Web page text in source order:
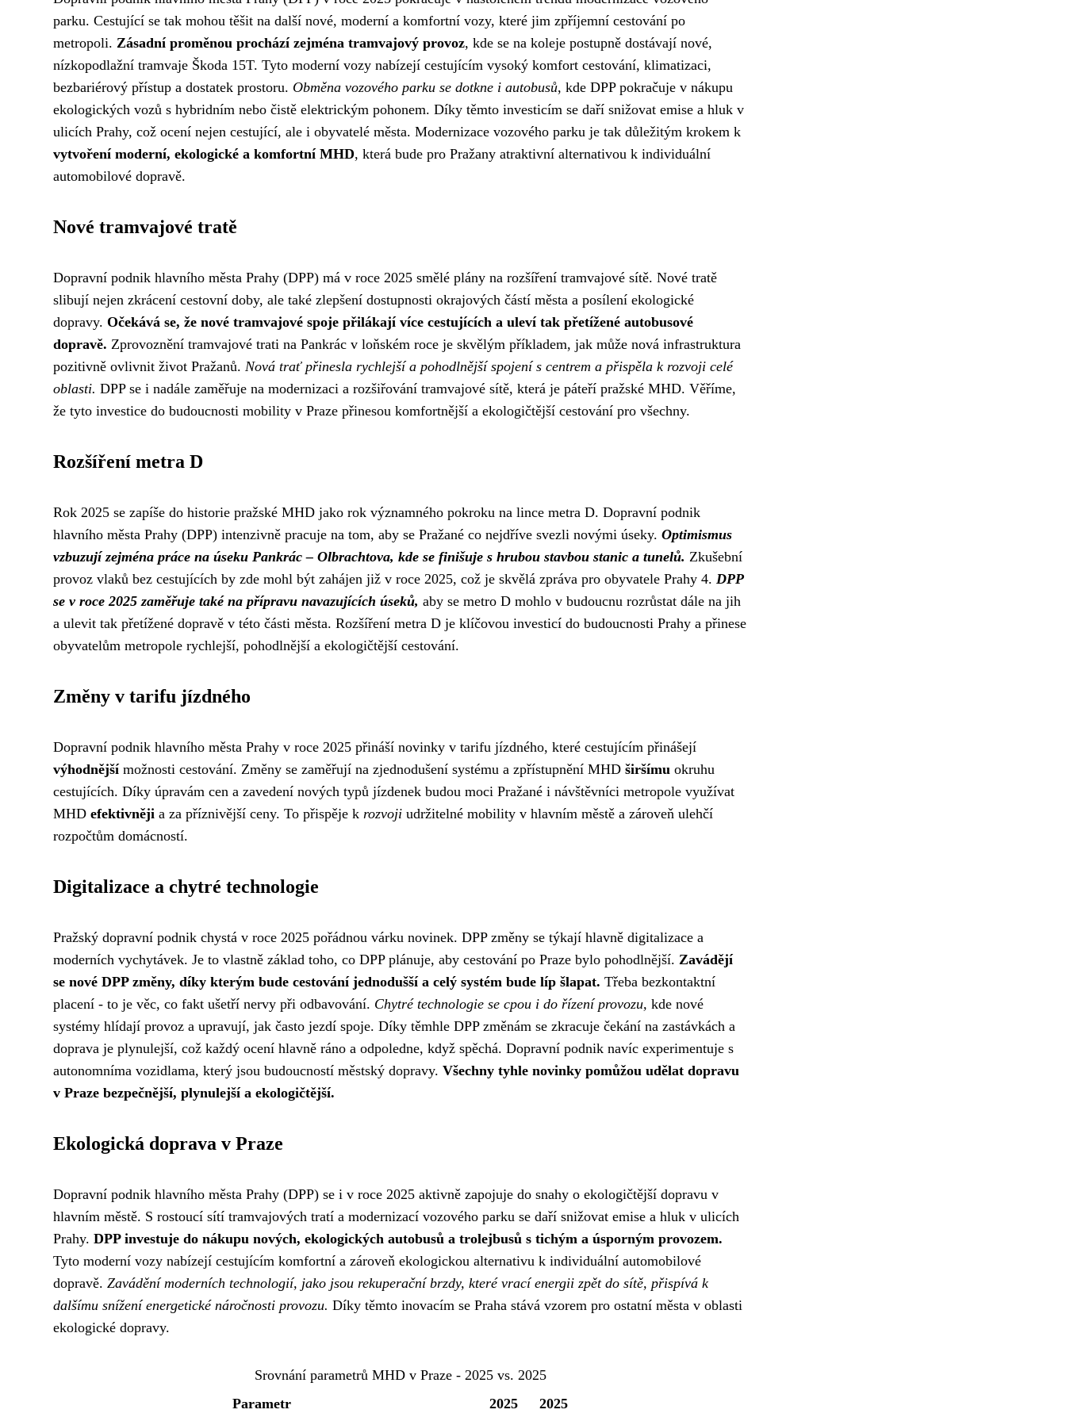
parku. Cestující se tak mohou těšit na další nové, moderní a komfortní vozy, které jim zpříjemní cestování po
metropoli. Zásadní proměnou prochází zejména tramvajový provoz, kde se na koleje postupně dostávají nové,
nízkopodlažní tramvaje Škoda 15T. Tyto moderní vozy nabízejí cestujícím vysoký komfort cestování, klimatizaci,
bezbariérový přístup a dostatek prostoru. Obměna vozového parku se dotkne i autobusů, kde DPP pokračuje v nákupu
ekologických vozů s hybridním nebo čistě elektrickým pohonem. Díky těmto investicím se daří snižovat emise a hluk v
ulicích Prahy, což ocení nejen cestující, ale i obyvatelé města. Modernizace vozového parku je tak důležitým krokem k
vytvoření moderní, ekologické a komfortní MHD, která bude pro Pražany atraktivní alternativou k individuální
automobilové dopravě.
Nové tramvajové tratě
Dopravní podnik hlavního města Prahy (DPP) má v roce 2025 smělé plány na rozšíření tramvajové sítě. Nové tratě
slibují nejen zkrácení cestovní doby, ale také zlepšení dostupnosti okrajových částí města a posílení ekologické
dopravy. Očekává se, že nové tramvajové spoje přilákají více cestujících a uleví tak přetížené autobusové
dopravě. Zprovoznění tramvajové trati na Pankrác v loňském roce je skvělým příkladem, jak může nová infrastruktura
pozitivně ovlivnit život Pražanů. Nová trať přinesla rychlejší a pohodlnější spojení s centrem a přispěla k rozvoji celé
oblasti. DPP se i nadále zaměřuje na modernizaci a rozšiřování tramvajové sítě, která je páteří pražské MHD. Věříme,
že tyto investice do budoucnosti mobility v Praze přinesou komfortnější a ekologičtější cestování pro všechny.
Rozšíření metra D
Rok 2025 se zapíše do historie pražské MHD jako rok významného pokroku na lince metra D. Dopravní podnik
hlavního města Prahy (DPP) intenzivně pracuje na tom, aby se Pražané co nejdříve svezli novými úseky. Optimismus
vzbuzují zejména práce na úseku Pankrác – Olbrachtova, kde se finišuje s hrubou stavbou stanic a tunelů. Zkušební
provoz vlaků bez cestujících by zde mohl být zahájen již v roce 2025, což je skvělá zpráva pro obyvatele Prahy 4. DPP
se v roce 2025 zaměřuje také na přípravu navazujících úseků, aby se metro D mohlo v budoucnu rozrůstat dále na jih
a ulevit tak přetížené dopravě v této části města. Rozšíření metra D je klíčovou investicí do budoucnosti Prahy a přinese
obyvatelům metropole rychlejší, pohodlnější a ekologičtější cestování.
Změny v tarifu jízdného
Dopravní podnik hlavního města Prahy v roce 2025 přináší novinky v tarifu jízdného, které cestujícím přinášejí
výhodnějšímožnosti cestování. Změny se zaměřují na zjednodušení systému a zpřístupnění MHD širšímu okruhu
cestujících. Díky úpravám cen a zavedení nových typů jízdenek budou moci Pražané i návštěvníci metropole využívat
MHD efektivněji a za příznivější ceny. To přispěje k rozvoji udržitelné mobility v hlavním městě a zároveň ulehčí
rozpočtům domácností.
Digitalizace a chytré technologie
Pražský dopravní podnik chystá v roce 2025 pořádnou várku novinek. DPP změny se týkají hlavně digitalizace a
moderních vychytávek. Je to vlastně základ toho, co DPP plánuje, aby cestování po Praze bylo pohodlnější. Zavádějí
se nové DPP změny, díky kterým bude cestování jednodušší a celý systém bude líp šlapat. Třeba bezkontaktní
placení - to je věc, co fakt ušetří nervy při odbavování. Chytré technologie se cpou i do řízení provozu, kde nové
systémy hlídají provoz a upravují, jak často jezdí spoje. Díky těmhle DPP změnám se zkracuje čekání na zastávkách a
doprava je plynulejší, což každý ocení hlavně ráno a odpoledne, když spěchá. Dopravní podnik navíc experimentuje s
autonomníma vozidlama, který jsou budoucností městský dopravy. Všechny tyhle novinky pomůžou udělat dopravu
v Praze bezpečnější, plynulejší a ekologičtější.
Ekologická doprava v Praze
Dopravní podnik hlavního města Prahy (DPP) se i v roce 2025 aktivně zapojuje do snahy o ekologičtější dopravu v
hlavním městě. S rostoucí sítí tramvajových tratí a modernizací vozového parku se daří snižovat emise a hluk v ulicích
Prahy. DPP investuje do nákupu nových, ekologických autobusů a trolejbusů s tichým a úsporným provozem.
Tyto moderní vozy nabízejí cestujícím komfortní a zároveň ekologickou alternativu k individuální automobilové
dopravě. Zavádění moderních technologií, jako jsou rekuperační brzdy, které vrací energii zpět do sítě, přispívá k
dalšímu snížení energetické náročnosti provozu. Díky těmto inovacím se Praha stává vzorem pro ostatní města v oblasti
ekologické dopravy.
Srovnání parametrů MHD v Praze - 2025 vs. 2025
Parametr
2025 2025